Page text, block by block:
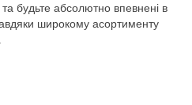
будьте абсолютно впевнені в
широкому асортименту